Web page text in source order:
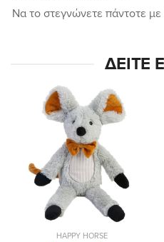
Να το στεγνώνετε πάντοτε
ΔΕΊΤΕ
HAPPY HORSE